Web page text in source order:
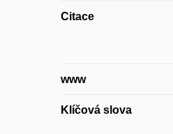
Citace
www
Klíčová slova